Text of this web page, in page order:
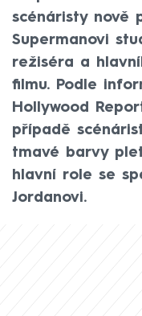
scénáristy nově
Supermanovi
režiséra a
filmu. Podle
Hollywood
případě
tmavé barvy
hlavní role se
Jordanovi.